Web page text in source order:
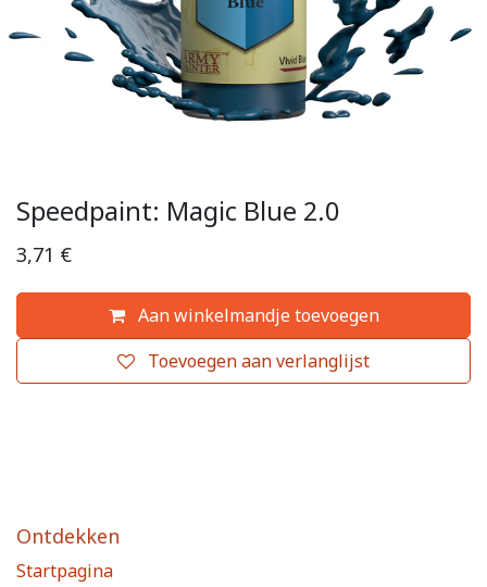
Speedpaint: Magic Blue 2.0
3,71 €
Aan winkelmandje toevoegen
Toevoegen aan verlanglijst
Ontdekken
Startpagina